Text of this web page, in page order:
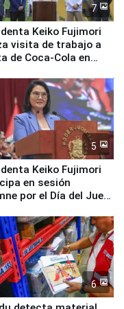
7
Keiko Fujimori
visita de trabajo a
de Coca-Cola en
5
Keiko Fujimori
en sesión
por el Día del Juez
6